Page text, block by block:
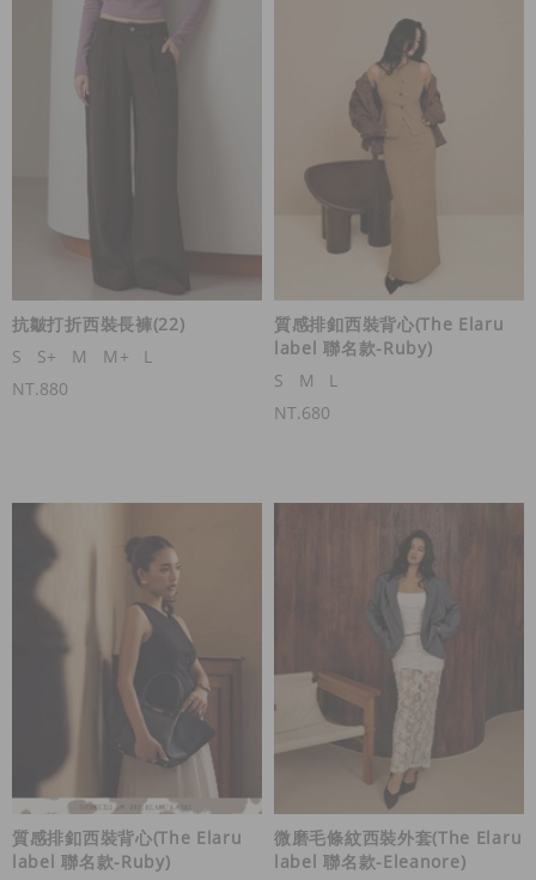
抗皺打折西裝長褲(22)
S
S+ M M+
L
NT.880
質感排釦西裝背心(The Elaru
label 聯名款-Ruby)
S
M
L
NT.680
質感排釦西裝背心(The Elaru
label 聯名款-Ruby)
微磨毛條紋西裝外套(The Elaru
label 聯名款-Eleanore)